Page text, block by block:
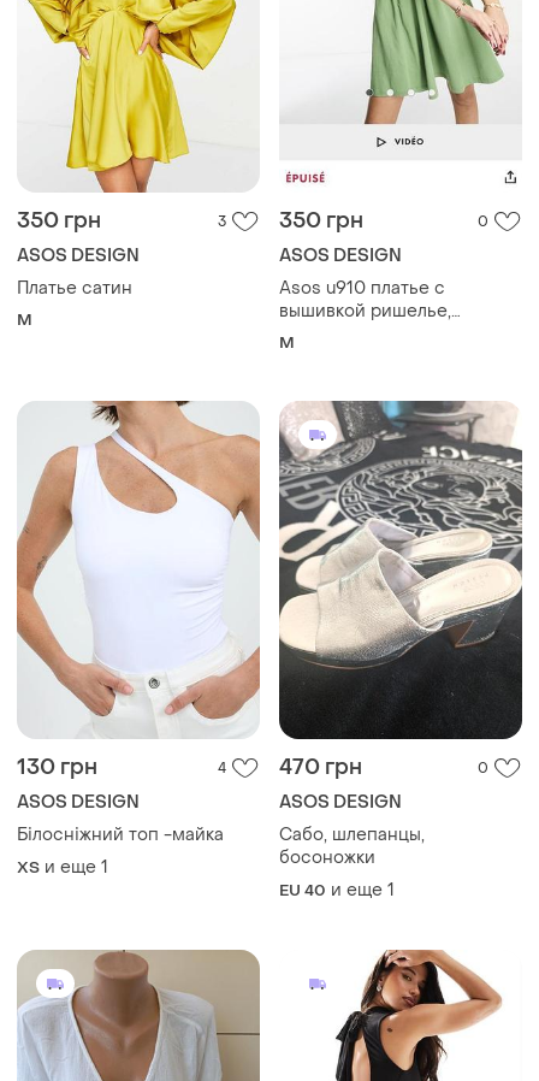
350 грн 3
ASOS DESIGN
Платье сатин
M
350 грн 0
ASOS DESIGN
Asos u910 платье с
вышивкой ришелье,
прошва. хлопок
M
130 грн 4
ASOS DESIGN
Білосніжний топ -майка
ХS и еще 1
470 грн 0
ASOS DESIGN
Сабо, шлепанцы,
босоножки
EU 40 и еще 1